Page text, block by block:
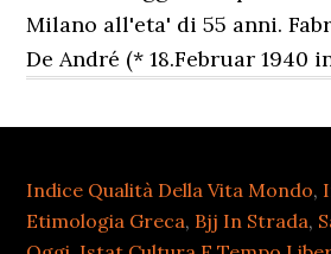
Milano all'eta' di 55 anni.
De André (* 18.Februar 1940 in
Indice Qualità Della Vita Mondo,
Etimologia Greca, Bjj In Strada,